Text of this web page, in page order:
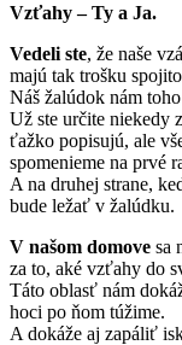
Vzťahy – Ty a Ja.
Vedeli ste, že naše
majú tak trošku
Náš žalúdok nám
Už ste určite niekedy
ťažko popisujú, ale
spomenieme na prvé
A na druhej strane,
bude ležať v žalúdku.
V našom domove sa
za to, aké vzťahy do
Táto oblasť nám
hoci po ňom túžime.
A dokáže aj zapáliť